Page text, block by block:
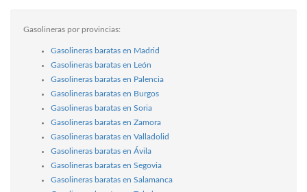
Gasolineras por provincias:
Gasolineras baratas en Madrid
Gasolineras baratas en León
Gasolineras baratas en Palencia
Gasolineras baratas en Burgos
Gasolineras baratas en Soria
Gasolineras baratas en Zamora
Gasolineras baratas en Valladolid
Gasolineras baratas en Ávila
Gasolineras baratas en Segovia
Gasolineras baratas en Salamanca